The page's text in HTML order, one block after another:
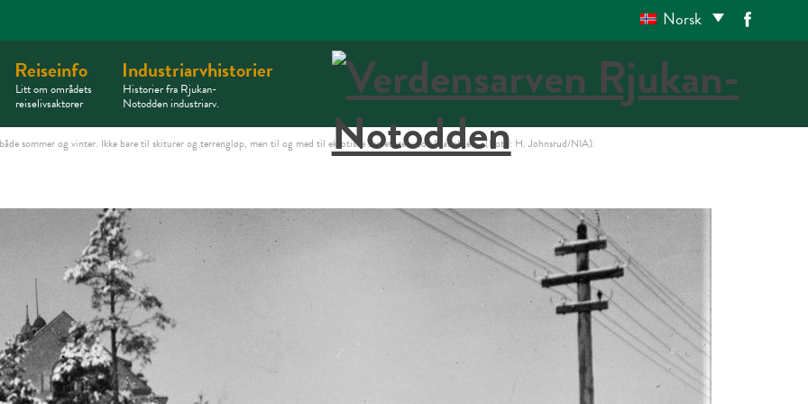
Norsk
Reiseinfo
Litt om områdets
reiselivsaktører
Industriarvhistorier
Historier fra Rjukan-
Notodden industriarv.
sommer og vinter. Ikke bare til skiturer og terrengløp, men til og med til eksotiske skoleturer ved Vålabekken… (Foto: H. Johnsrud/NIA).